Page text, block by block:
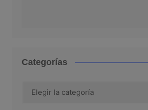
Categorías